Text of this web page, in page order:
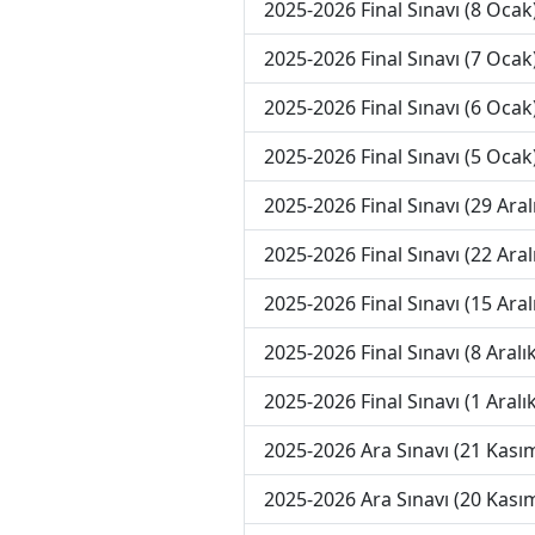
2025-2026 Final Sınavı (8
2025-2026 Final Sınavı (7
2025-2026 Final Sınavı (6
2025-2026 Final Sınavı (5
2025-2026 Final Sınavı (29
2025-2026 Final Sınavı (22
2025-2026 Final Sınavı (15
2025-2026 Final Sınavı (8
2025-2026 Final Sınavı (1
2025-2026 Ara Sınavı (21
2025-2026 Ara Sınavı (20